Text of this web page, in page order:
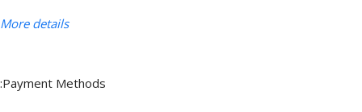
More details
Payment Methods: